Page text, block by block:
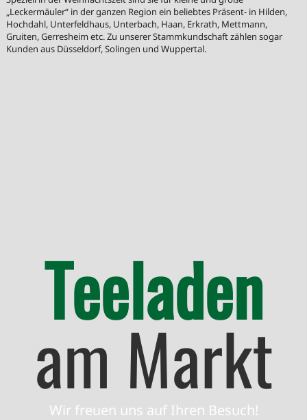
„Leckermäuler“ in der ganzen Region ein beliebtes Präsent- in Hilden,
Hochdahl, Unterfeldhaus, Unterbach, Haan, Erkrath, Mettmann,
Gruiten, Gerresheim etc. Zu unserer Stammkundschaft zählen sogar
Kunden aus Düsseldorf, Solingen und Wuppertal.
Teeladen
am Markt
Wir freuen uns auf Ihren Besuch!